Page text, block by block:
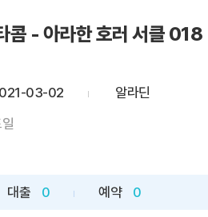
콤 - 아라한 호러 서클 018
03-02
알라딘
대출 0 예약 0